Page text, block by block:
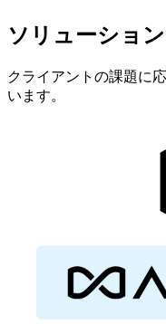
ソリューション
クライアントの課題に
います。